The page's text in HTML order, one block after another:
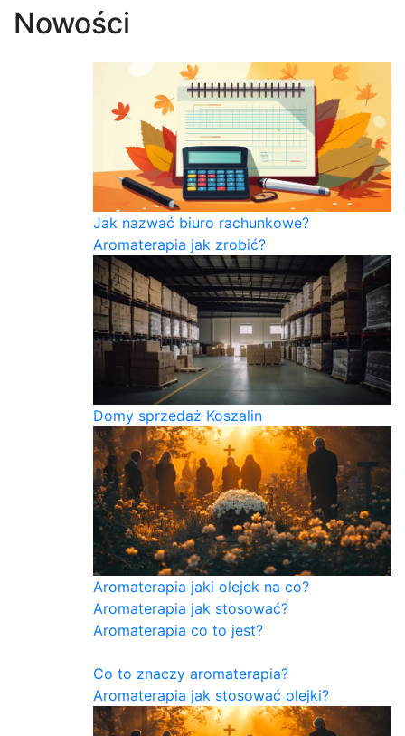
Nowości
Jak nazwać biuro rachunkowe?
Aromaterapia jak zrobić?
Domy sprzedaż Koszalin
Aromaterapia jaki olejek na co?
Aromaterapia jak stosować?
Aromaterapia co to jest?
Co to znaczy aromaterapia?
Aromaterapia jak stosować olejki?